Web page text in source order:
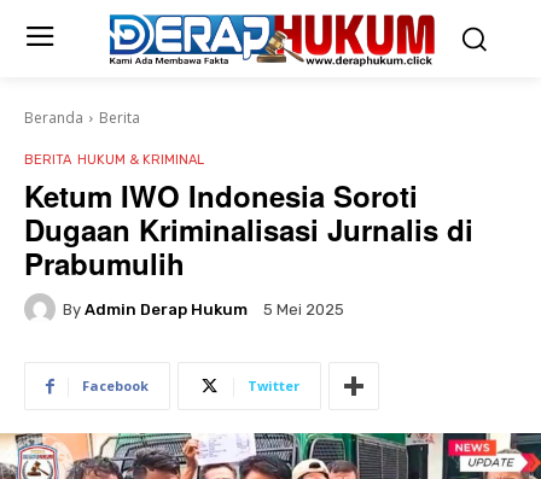
Beranda Berita
BERITA HUKUM & KRIMINAL
Ketum IWO Indonesia Soroti
Dugaan Kriminalisasi Jurnalis di
Prabumulih
By Admin Derap Hukum 5 Mei 2025
Facebook Twitter